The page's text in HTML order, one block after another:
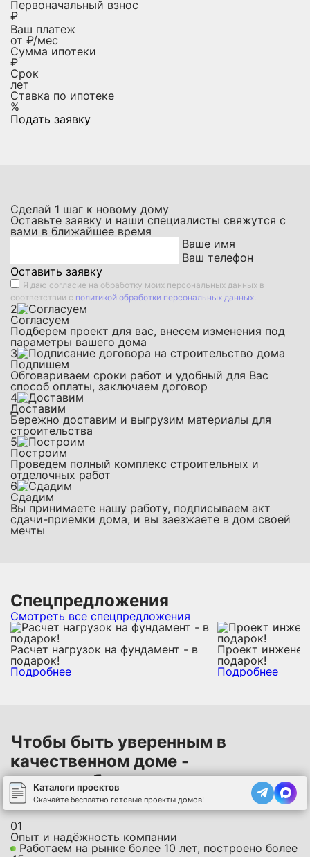
Первоначальный взнос
₽
Ваш платеж
от ₽/мес
Сумма ипотеки
₽
Срок
лет
Ставка по ипотеке
%
Подать заявку
Сделай 1 шаг к новому дому
Оставьте заявку и наши специалисты свяжутся с
вами в ближайшее время
Ваше имя
Ваш телефон
Оставить заявку
Я даю согласие на обработку моих персональных данных в
соответствии с политикой обработки персональных данных.
2
Согласуем
Подберем проект для вас, внесем изменения под
параметры вашего дома
3
Подпишем
Обговариваем сроки работ и удобный для Вас
способ оплаты, заключаем договор
4
Доставим
Бережно доставим и выгрузим материалы для
строительства
5
Построим
Проведем полный комплекс строительных и
отделочных работ
6
Сдадим
Вы принимаете нашу работу, подписываем акт
сдачи-приемки дома, и вы заезжаете в дом своей
мечты
Спецпредложения
Смотреть все спецпредложения
Расчет нагрузок на фундамент - в
подарок!
Подробнее
Проект
подарок!
Подробнее
Чтобы быть уверенным в
качественном доме -
важно выбрать надежного
подрядчика
01
Опыт и надёжность компании
Работаем на рынке более 10 лет, построено более
Каталоги проектов
Скачайте бесплатно готовые проекты домов!